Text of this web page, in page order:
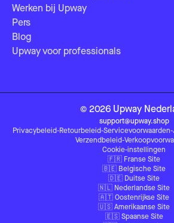
Werken bij Upway
Pers
Blog
Upway voor professionals
© 2026 Upway
support@upway.shop
Privacybeleid-Retourbeleid-Servicevoorwaarden-
Verzendbeleid-
Cookie-instellingen
🇫🇷 Franse Site
🇧🇪 Belgische Site
🇩🇪 Duitse Site
🇳🇱 Nederlandse Site
🇦🇹 Oostenrijkse Site
🇺🇸 Amerikaanse Site
🇪🇸 Spaanse Site